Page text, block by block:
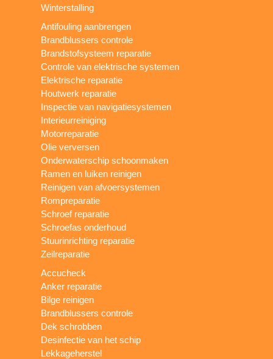
Winterstalling
Antifouling aanbrengen
Brandblussers controle
Brandstofsysteem reparatie
Controle van elektrische systemen
Elektrische reparatie
Houtwerk reparatie
Inspectie van navigatiesystemen
Interieurreiniging
Motorreparatie
Olie verversen
Onderwaterschip schoonmaken
Ramen en luiken reinigen
Reinigen van afvoersystemen
Rompreparatie
Schroef reparatie
Schroefas onderhoud
Stuurinrichting reparatie
Zeilreparatie
Accucheck
Anker reparatie
Bilge reinigen
Brandblussers controle
Dek schrobben
Desinfectie van het schip
Lekkageherstel